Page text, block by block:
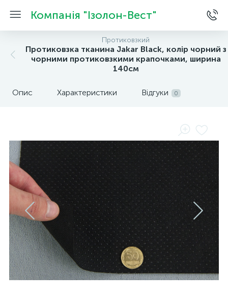
Компанія "Ізолон-Вест"
Протиковзкий
Протиковзка тканина Jakar Black, колір чорний з
чорними протиковзкими крапочками, ширина
140см
Опис Характеристики Відгуки 0